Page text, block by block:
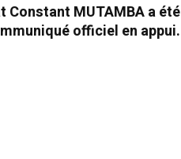
MUTAMBA a été
officiel en appui.